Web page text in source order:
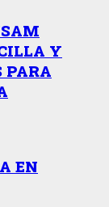
Y
PARA
EN